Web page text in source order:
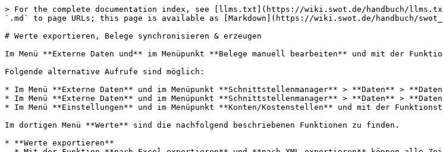
> For the complete documentation index, see [llms.txt](https://wiki.swot.de/handbuch/
`.md` to page URLs; this page is available as [Markdown](https://wiki.swot.de/handbuch/
# Werte exportieren, Belege synchronisieren & erzeugen
Im Menü **Externe Daten und** im Menüpunkt **Belege manuell bearbeiten** und mit der
Folgende alternative Aufrufe sind möglich:
* Im Menü **Externe Daten** und im Menüpunkt **Schnittstellenmanager** > **Daten** >
* Im Menü **Externe Daten** und im Menüpunkt **Schnittstellenmanager** > **Daten** >
* Im Menü **Einstellungen** und im Menüpunkt **Konten/Kostenstellen** und mit der
Im dortigen Menü **Werte** sind die nachfolgend beschriebenen Funktionen zu finden.
* **Werte exportieren**